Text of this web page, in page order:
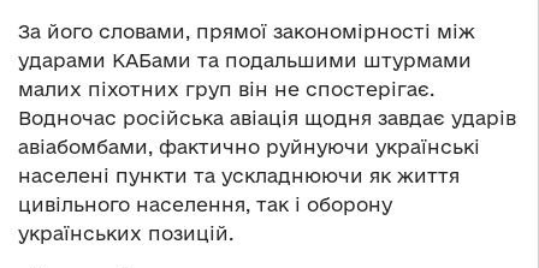
За його словами, прямої закономірності між
ударами КАБами та подальшими штурмами
малих піхотних груп він не спостерігає.
Водночас російська авіація щодня завдає ударів
авіабомбами, фактично руйнуючи українські
населені пункти та ускладнюючи як життя
цивільного населення, так і оборону
українських позицій.